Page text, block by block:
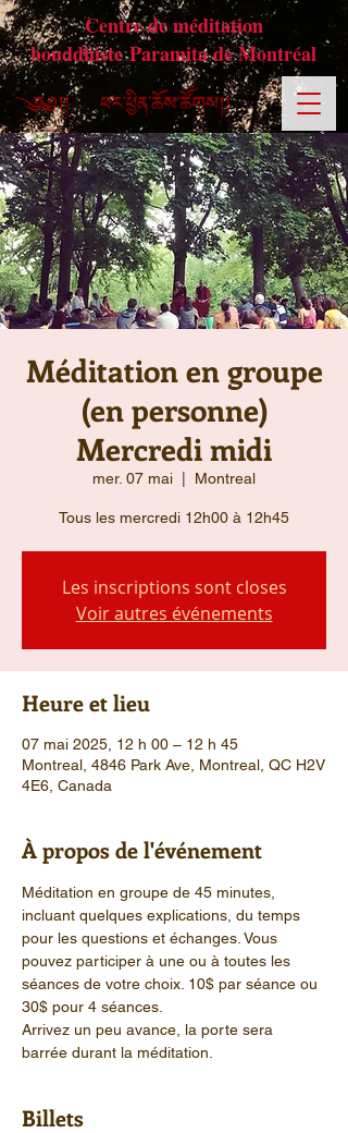
Centre de méditation
bouddhiste Paramita de Montréal
Méditation en groupe
(en personne)
Mercredi midi
mer. 07 mai Montreal
Tous les mercredi 12h00 à 12h45
Les inscriptions sont closes
Voir autres événements
Heure et lieu
07 mai 2025, 12 h 00 – 12 h 45
Montreal, 4846 Park Ave, Montreal, QC H2V
4E6, Canada
À propos de l'événement
Méditation en groupe de 45 minutes,
incluant quelques explications, du temps
pour les questions et échanges. Vous
pouvez participer à une ou à toutes les
séances de votre choix. 10$ par séance ou
30$ pour 4 séances.
Arrivez un peu avance, la porte sera
barrée durant la méditation.
Billets